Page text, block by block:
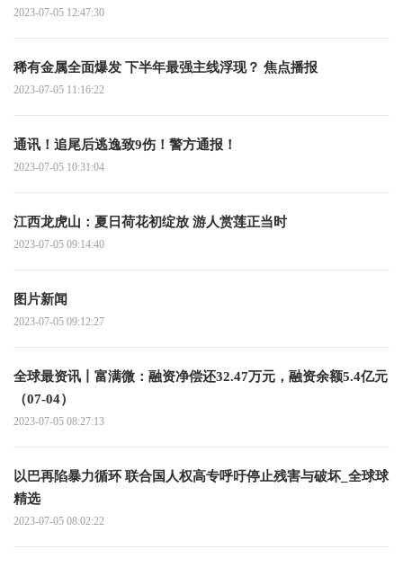
2023-07-05 12:47:30
稀有金属全面爆发 下半年最强主线浮现？ 焦点播报
2023-07-05 11:16:22
通讯！追尾后逃逸致9伤！警方通报！
2023-07-05 10:31:04
江西龙虎山：夏日荷花初绽放 游人赏莲正当时
2023-07-05 09:14:40
图片新闻
2023-07-05 09:12:27
全球最资讯丨富满微：融资净偿还32.47万元，融资余额5.4亿元
（07-04）
2023-07-05 08:27:13
以巴再陷暴力循环 联合国人权高专呼吁停止残害与破坏_全球球
精选
2023-07-05 08:02:22